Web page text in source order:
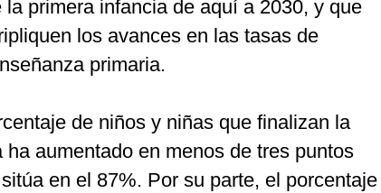
la primera infancia de aquí a 2030, y que
los avances en las tasas de
primaria.
de niños y niñas que finalizan la
ha aumentado en menos de tres puntos
en el 87%. Por su parte, el porcentaje